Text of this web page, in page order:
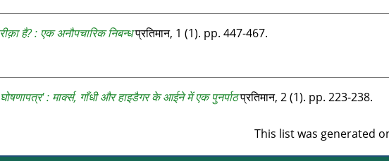
है? : एक अनौपचारिक निबन्धप्रतिमान, 1 (1). pp. 447-467.
: मार्क्स, गाँधी और हाइडैगर के आईने में एक पुनर्पाठप्रतिमान, 2 (1). pp. 223-238.
This list was generated